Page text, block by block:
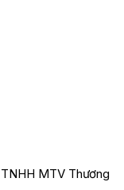
MTV Thương